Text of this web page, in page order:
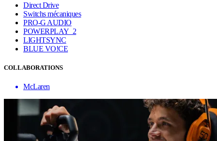
Direct Drive
Switchs mécaniques
PRO-G AUDIO
POWERPLAY 2
LIGHTSYNC
BLUE VO!CE
COLLABORATIONS
McLaren